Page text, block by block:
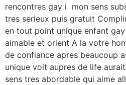
rencontres gay i mon sens
tres serieux puis gratuit
en tout point unique enfant
aimable et orient A la votre
de confiance apres beaucoup
unique voit aupres de life
sens tres abordable qui aime